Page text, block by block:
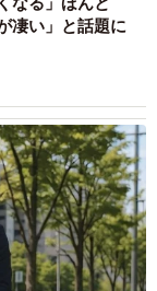
凄い」と話題に